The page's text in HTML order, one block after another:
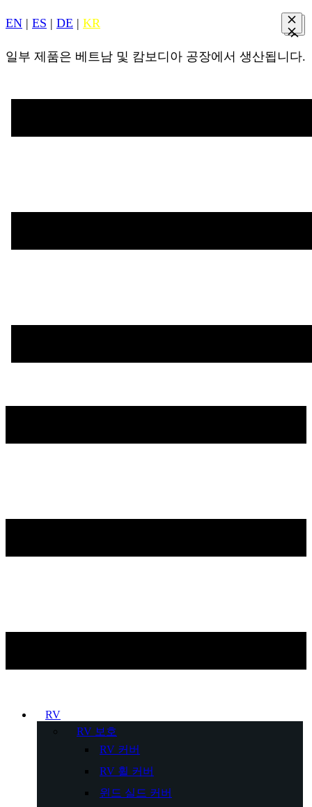
EN | ES | DE | KR
일부 제품은 베트남 및 캄보디아 공장에서 생산됩니다.
RV
RV 보호
RV 커버
RV 휠 커버
윈드 실드 커버